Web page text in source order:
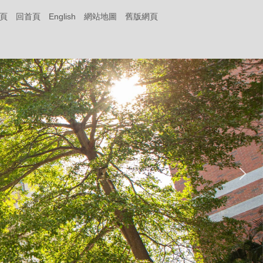
回首頁 English 網站地圖 舊版網頁